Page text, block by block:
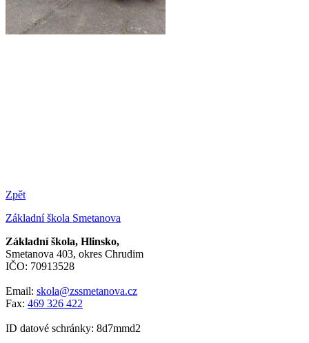
Zpět
Základní škola Smetanova
Základní škola, Hlinsko,
Smetanova 403, okres Chrudim
IČO: 70913528
Email: skola@zssmetanova.cz
Fax: 469 326 422
ID datové schránky: 8d7mmd2